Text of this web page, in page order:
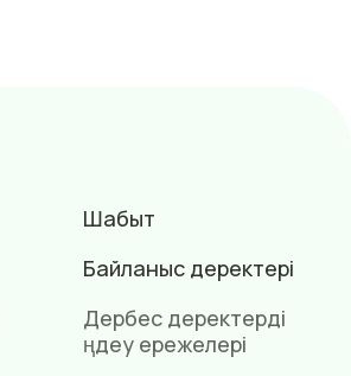
Шабыт
Байланыс деректері
Дербес деректерді
өңдеу ережелері